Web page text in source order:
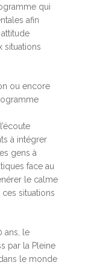
qui
afin
situations
ou encore
à intégrer
gens à
face au
le calme
situations
ans, le
par la Pleine
le monde